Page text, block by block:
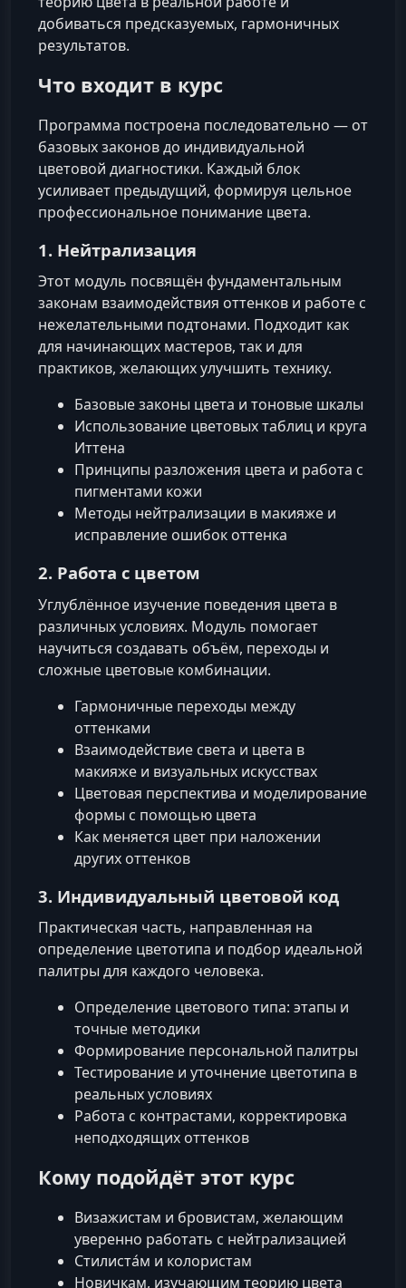
добиваться предсказуемых, гармоничных
результатов.
Что входит в курс
Программа построена последовательно — от
базовых законов до индивидуальной
цветовой диагностики. Каждый блок
усиливает предыдущий, формируя цельное
профессиональное понимание цвета.
1. Нейтрализация
Этот модуль посвящён фундаментальным
законам взаимодействия оттенков и работе с
нежелательными подтонами. Подходит как
для начинающих мастеров, так и для
практиков, желающих улучшить технику.
Базовые законы цвета и тоновые шкалы
Использование цветовых таблиц и круга
Иттена
Принципы разложения цвета и работа с
пигментами кожи
Методы нейтрализации в макияже и
исправление ошибок оттенка
2. Работа с цветом
Углублённое изучение поведения цвета в
различных условиях. Модуль помогает
научиться создавать объём, переходы и
сложные цветовые комбинации.
Гармоничные переходы между
оттенками
Взаимодействие света и цвета в
макияже и визуальных искусствах
Цветовая перспектива и моделирование
формы с помощью цвета
Как меняется цвет при наложении
других оттенков
3. Индивидуальный цветовой код
Практическая часть, направленная на
определение цветотипа и подбор идеальной
палитры для каждого человека.
Определение цветового типа: этапы и
точные методики
Формирование персональной палитры
Тестирование и уточнение цветотипа в
реальных условиях
Работа с контрастами, корректировка
неподходящих оттенков
Кому подойдёт этот курс
Визажистам и бровистам, желающим
уверенно работать с нейтрализацией
Стилиста́м и колористам
Новичкам, изучающим теорию цвета